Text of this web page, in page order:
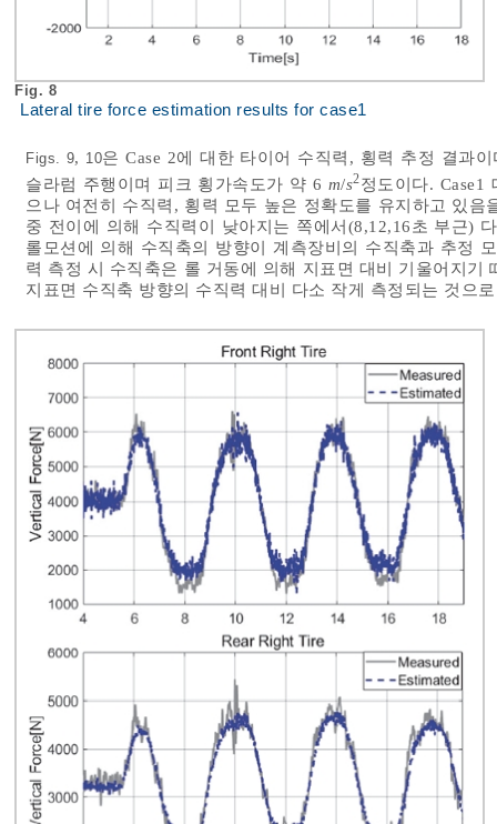
Fig. 8
Lateral tire force estimation results for case1
Figs. 9, 10은 Case 2에 대한 타이어 수직력, 횡력 추정 결과
슬라럼 주행이며 피크 횡가속도가 약 6 m/s2정도이다. Case1
으나 여전히 수직력, 횡력 모두 높은 정확도를 유지하고 있
중 전이에 의해 수직력이 낮아지는 쪽에서(8,12,16초 부근)
롤모션에 의해 수직축의 방향이 계측장비의 수직축과 추정
력 측정 시 수직축은 롤 거동에 의해 지표면 대비 기울어지
지표면 수직축 방향의 수직력 대비 다소 작게 측정되는 것으